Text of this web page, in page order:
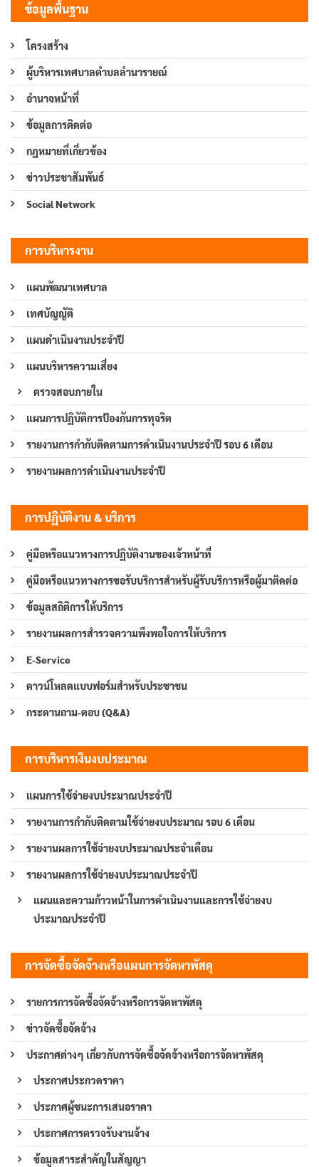
ข้อมูลพื้นฐาน
โครงสร้าง
ผู้บริหารเทศบาลตำบลลำนารายณ์
อำนาจหน้าที่
ข้อมูลการติดต่อ
กฎหมายที่เกี่ยวข้อง
ข่าวประชาสัมพันธ์
Social Network
การบริหารงาน
แผนพัฒนาเทศบาล
เทศบัญญัติ
แผนดำเนินงานประจำปี
แผนบริหารความเสี่ยง
ตรวจสอบภายใน
แผนการปฏิบัติการป้องกันการทุจริต
รายงานการกำกับติดตามการดำเนินงานประจำปี รอบ 6 เดือน
รายงานผลการดำเนินงานประจำปี
การปฏิบัติงาน & บริการ
คู่มือหรือแนวทางการปฏิบัติงานของเจ้าหน้าที่
คู่มือหรือแนวทางการขอรับบริการสำหรับผู้รับบริการหรือผู้มาติดต่อ
ข้อมูลสถิติการให้บริการ
รายงานผลการสำรวจความพึงพอใจการให้บริการ
E-Service
ดาวน์โหลดแบบฟอร์มสำหรับประชาชน
กระดานถาม-ตอบ (Q&A)
การบริหารเงินงบประมาณ
แผนการใช้จ่ายงบประมาณประจำปี
รายงานการกำกับติดตามใช้จ่ายงบประมาณ รอบ 6 เดือน
รายงานผลการใช้จ่ายงบประมาณประจำเดือน
รายงานผลการใช้จ่ายงบประมาณประจำปี
แผนและความก้าวหน้าในการดำเนินงานและการใช้จ่ายงบ
ประมาณประจำปี
การจัดซื้อจัดจ้างหรือแผนการจัดหาพัสดุ
รายการการจัดซื้อจัดจ้างหรือการจัดหาพัสดุ
ข่าวจัดซื้อจัดจ้าง
ประกาศต่างๆ เกี่ยวกับการจัดซื้อจัดจ้างหรือการจัดหาพัสดุ
ประกาศประกวดราคา
ประกาศผู้ชนะการเสนอราคา
ประกาศการตรวจรับงานจ้าง
ข้อมูลสาระสำคัญในสัญญา